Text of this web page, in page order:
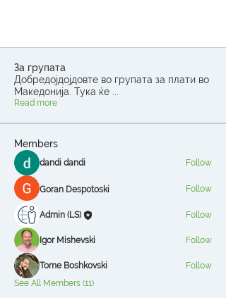
За групата
Добредојдојдовте во групата за плати во
Македонија. Тука ќе ...
Read more
Members
dandi dandi Follow
Goran Despotoski Follow
Admin (LS) Follow
Igor Mishevski Follow
Tome Boshkovski
Follow
See All Members (11)